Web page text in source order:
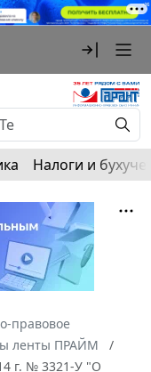
Налоги и
правовое
ленты ПРАЙМ
г. № 3321-У "О